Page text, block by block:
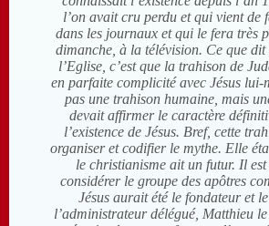
l’on avait cru perdu et qui vient de
dans les journaux et qui le fera très
dimanche, à la télévision. Ce que dit
l’Eglise, c’est que la trahison de
en parfaite complicité avec Jésus lui-
pas une trahison humaine, mais
devait affirmer le caractère
l’existence de Jésus. Bref, cette
organiser et codifier le mythe. Elle
le christianisme ait un futur. Il
considérer le groupe des apôtres
Jésus aurait été le fondateur et
l’administrateur délégué, Matthieu